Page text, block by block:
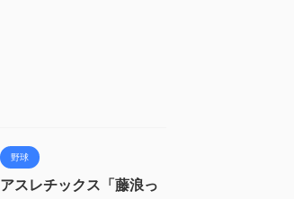
野球
アスレチックス「藤浪っ